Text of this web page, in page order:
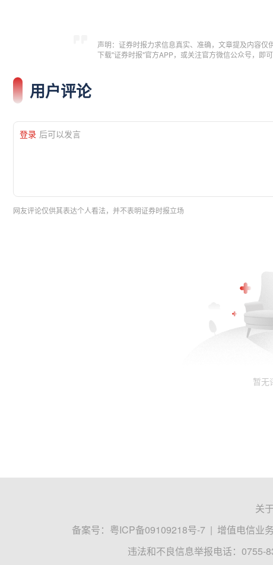
声明：证券时报力求信息真实、准确，文章提及内容
下载"证券时报"官方APP，或关注官方微信公众号，即
用户评论
登录 后可以发言
网友评论仅供其表达个人看法，并不表明证券时报立场
暂无
关
备案号： 粤ICP备09109218号-7 | 增值电信业
违法和不良信息举报电话：0755-